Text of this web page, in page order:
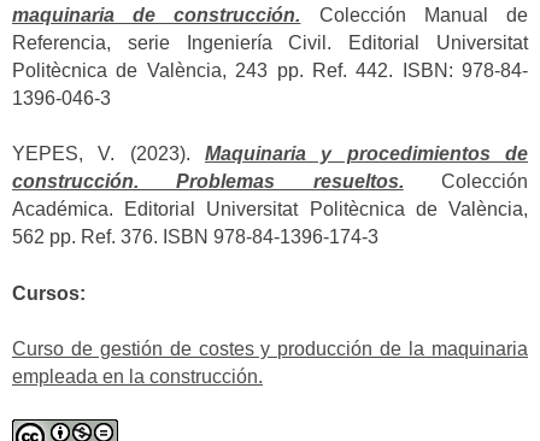
maquinaria de construcción. Colección Manual de
Referencia, serie Ingeniería Civil. Editorial Universitat
Politècnica de València, 243 pp. Ref. 442. ISBN: 978-84-
1396-046-3
YEPES, V. (2023). Maquinaria y procedimientos de
construcción. Problemas resueltos. Colección
Académica. Editorial Universitat Politècnica de València,
562 pp. Ref. 376. ISBN 978-84-1396-174-3
Cursos:
Curso de gestión de costes y producción de la maquinaria
empleada en la construcción.